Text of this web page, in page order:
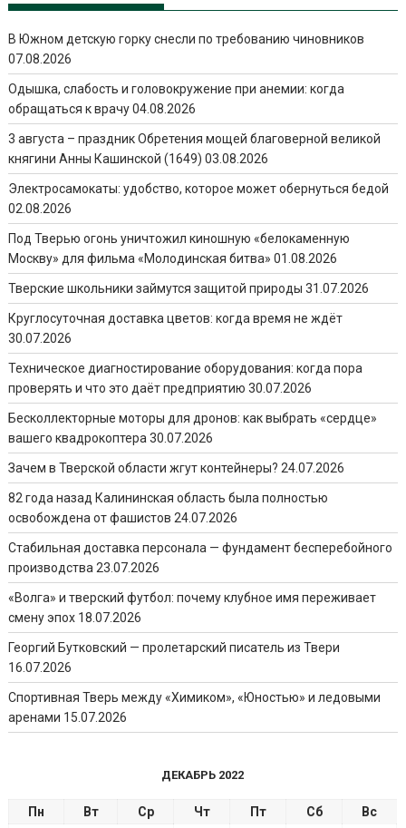
В Южном детскую горку снесли по требованию чиновников
07.08.2026
Одышка, слабость и головокружение при анемии: когда
обращаться к врачу 04.08.2026
3 августа – праздник Обретения мощей благоверной великой
княгини Анны Кашинской (1649) 03.08.2026
Электросамокаты: удобство, которое может обернуться бедой
02.08.2026
Под Тверью огонь уничтожил киношную «белокаменную
Москву» для фильма «Молодинская битва» 01.08.2026
Тверские школьники займутся защитой природы 31.07.2026
Круглосуточная доставка цветов: когда время не ждёт
30.07.2026
Техническое диагностирование оборудования: когда пора
проверять и что это даёт предприятию 30.07.2026
Бесколлекторные моторы для дронов: как выбрать «сердце»
вашего квадрокоптера 30.07.2026
Зачем в Тверской области жгут контейнеры? 24.07.2026
82 года назад Калининская область была полностью
освобождена от фашистов 24.07.2026
Стабильная доставка персонала — фундамент бесперебойного
производства 23.07.2026
«Волга» и тверский футбол: почему клубное имя переживает
смену эпох 18.07.2026
Георгий Бутковский — пролетарский писатель из Твери
16.07.2026
Спортивная Тверь между «Химиком», «Юностью» и ледовыми
аренами 15.07.2026
ДЕКАБРЬ 2022
Пн Вт Ср Чт Пт Сб
Вс